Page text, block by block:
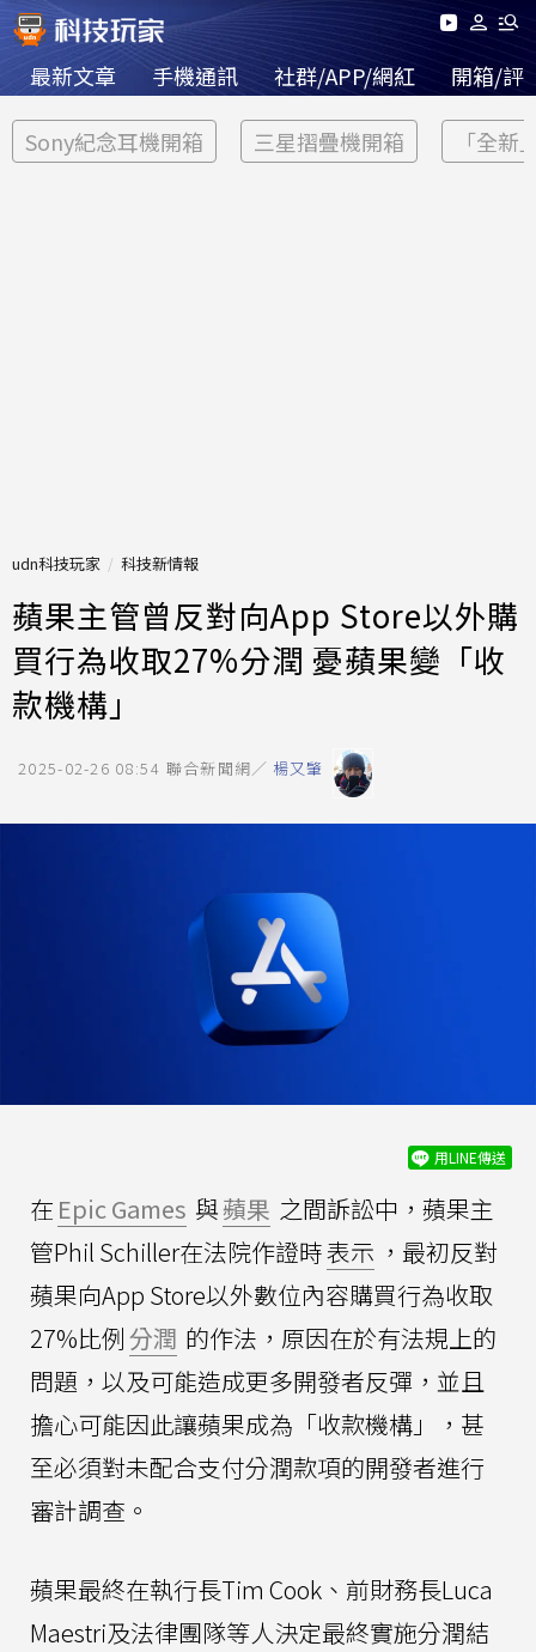
最新文章 手機通訊 社群/APP/網紅 開箱/評
Sony紀念耳機開箱 三星摺疊機開箱 「全新
udn科技玩家 科技新情報
蘋果主管曾反對向App Store以外購
買行為收取27%分潤 憂蘋果變「收
款機構」
2025-02-26 08:54 聯合新聞網／ 楊又肇
用LINE傳送
在 Epic Games 與蘋果 之間訴訟中，蘋果主
管Phil Schiller在法院作證時表示 ，最初反對
蘋果向App Store以外數位內容購買行為收取
27%比例分潤 的作法，原因在於有法規上的
問題，以及可能造成更多開發者反彈，並且
擔心可能因此讓蘋果成為「收款機構」，甚
至必須對未配合支付分潤款項的開發者進行
審計調查。
蘋果最終在執行長Tim Cook、前財務長Luca
Maestri及法律團隊等人決定最終實施分潤結